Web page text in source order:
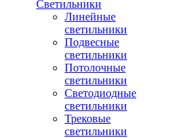
Светильники
Линейные
светильники
Подвесные
светильники
Потолочные
светильники
Светодиодные
светильники
Трековые
светильники